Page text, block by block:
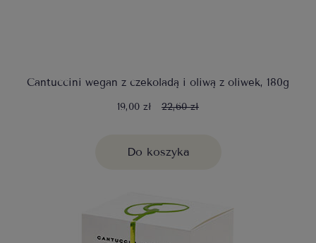
Cantuccini wegan z czekoladą i oliwą z oliwek, 180g
19,00 zł 22,60 zł
Do koszyka